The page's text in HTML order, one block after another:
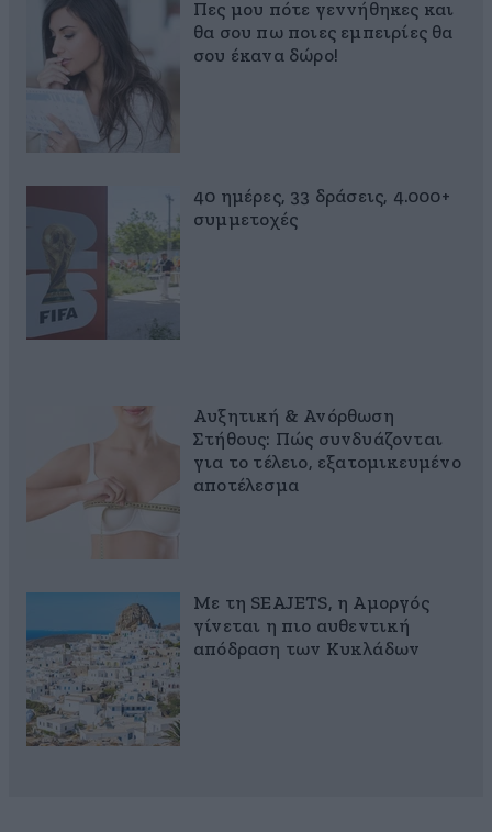
Πες μου πότε γεννήθηκες και
θα σου πω ποιες εμπειρίες θα
σου έκανα δώρο!
40 ημέρες, 33 δράσεις, 4.000+
συμμετοχές
Αυξητική & Ανόρθωση
Στήθους: Πώς συνδυάζονται
για το τέλειο, εξατομικευμένο
αποτέλεσμα
Με τη SEAJETS, η Αμοργός
γίνεται η πιο αυθεντική
απόδραση των Κυκλάδων